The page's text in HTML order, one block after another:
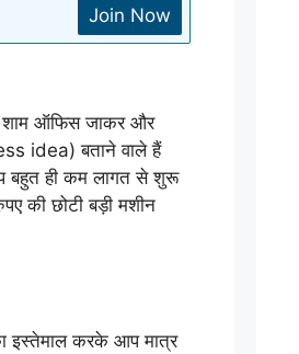
Join Now
शाम ऑफिस जाकर और
idea) बताने वाले हैं
बहुत ही कम लागत से शुरू
की छोटी बड़ी मशीन
इस्तेमाल करके आप मात्र